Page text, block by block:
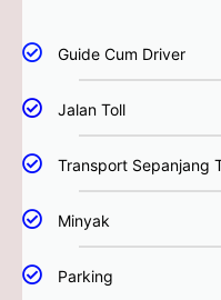
Guide Cum Driver
Jalan Toll
Transport Sepanjang
Minyak
Parking